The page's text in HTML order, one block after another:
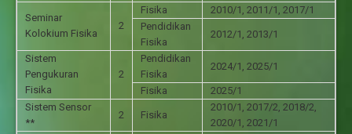
Seminar
Kolokium Fisika
2
Fisika
2010/1, 2011/1, 2017/1
Pendidikan
Fisika
2012/1, 2013/1
Sistem
Pengukuran
Fisika
2
Pendidikan
Fisika
2024/1, 2025/1
Fisika
2025/1
Sistem Sensor
**
2 Fisika
2010/1, 2017/2, 2018/2,
2020/1, 2021/1